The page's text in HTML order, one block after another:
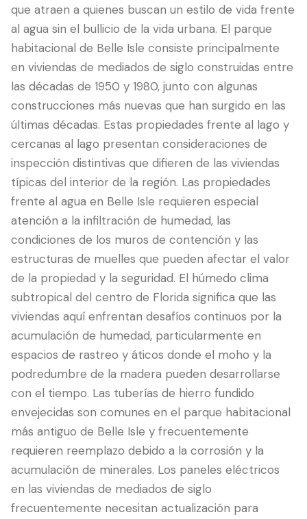
Português
407-205-7228
Agendar Inspección
que atraen a quienes buscan un estilo de vida frente
al agua sin el bullicio de la vida urbana. El parque
habitacional de Belle Isle consiste principalmente
en viviendas de mediados de siglo construidas entre
las décadas de 1950 y 1980, junto con algunas
construcciones más nuevas que han surgido en las
últimas décadas. Estas propiedades frente al lago y
cercanas al lago presentan consideraciones de
inspección distintivas que difieren de las viviendas
típicas del interior de la región. Las propiedades
frente al agua en Belle Isle requieren especial
atención a la infiltración de humedad, las
condiciones de los muros de contención y las
estructuras de muelles que pueden afectar el valor
de la propiedad y la seguridad. El húmedo clima
subtropical del centro de Florida significa que las
viviendas aquí enfrentan desafíos continuos por la
acumulación de humedad, particularmente en
espacios de rastreo y áticos donde el moho y la
podredumbre de la madera pueden desarrollarse
con el tiempo. Las tuberías de hierro fundido
envejecidas son comunes en el parque habitacional
más antiguo de Belle Isle y frecuentemente
requieren reemplazo debido a la corrosión y la
acumulación de minerales. Los paneles eléctricos
en las viviendas de mediados de siglo
frecuentemente necesitan actualización para